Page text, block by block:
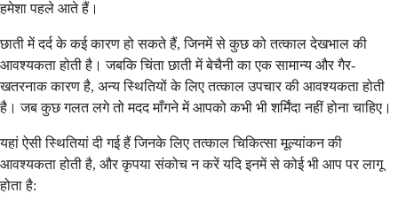
हमेशा पहले आते हैं।
छाती में दर्द के कई कारण हो सकते हैं, जिनमें से कुछ को तत्काल देखभाल की
आवश्यकता होती है। जबकि चिंता छाती में बेचैनी का एक सामान्य और गैर-
खतरनाक कारण है, अन्य स्थितियों के लिए तत्काल उपचार की आवश्यकता होती
है। जब कुछ गलत लगे तो मदद माँगने में आपको कभी भी शर्मिंदा नहीं होना चाहिए।
यहां ऐसी स्थितियां दी गई हैं जिनके लिए तत्काल चिकित्सा मूल्यांकन की
आवश्यकता होती है, और कृपया संकोच न करें यदि इनमें से कोई भी आप पर लागू
होता है: